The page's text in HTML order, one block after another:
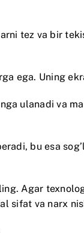
tez va bir
ega. Uning
ulanadi va
bu esa
Agar
sifat va narx